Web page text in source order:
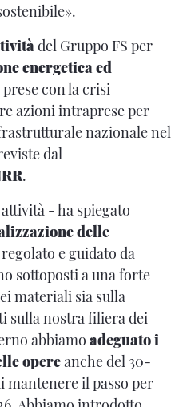
del Gruppo FS per
energetica ed
prese con la crisi
azioni intraprese per
nazionale nel
dal
.
- ha spiegato
delle
e guidato da
sottoposti a una forte
materiali sia sulla
sulla nostra filiera dei
abbiamo adeguato i
opereanche del 30-
mantenere il passo per